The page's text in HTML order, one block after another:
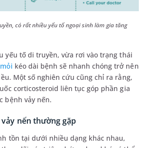
có rất nhiều yếu tố ngoại sinh làm gia tăng
yếu tố di truyền, vừa rơi vào trạng thái
kéo dài bệnh sẽ nhanh chóng trở nên
Một số nghiên cứu cũng chỉ ra rằng,
corticosteroid liên tục góp phần gia
bệnh vảy nến.
nến thường gặp
tồn tại dưới nhiều dạng khác nhau,